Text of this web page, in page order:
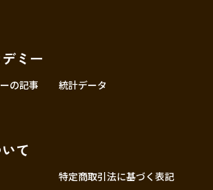
ミー
の記事
統計データ
て
特定商取引法に基づく表記